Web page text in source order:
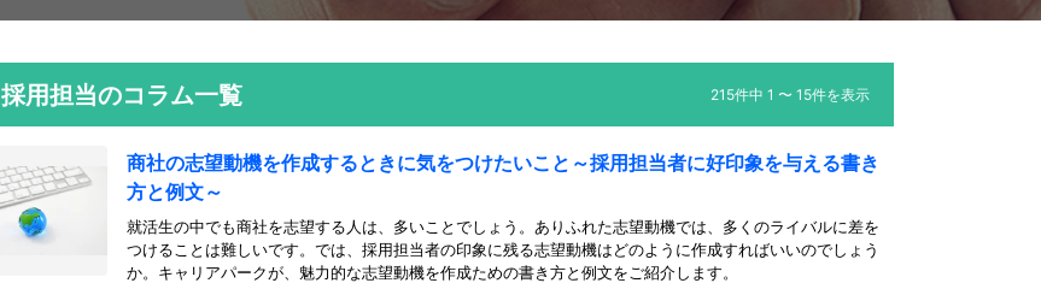
採用担当のコラム一覧 215件中 1 〜 15件を表示
商社の志望動機を作成するときに気をつけたいこと～採用担当者に好印象を与える書き
方と例文～
就活生の中でも商社を志望する人は、多いことでしょう。ありふれた志望動機では、多くのライバルに差を
つけることは難しいです。では、採用担当者の印象に残る志望動機はどのように作成すればいいのでしょう
か。キャリアパークが、魅力的な志望動機を作成ための書き方と例文をご紹介します。